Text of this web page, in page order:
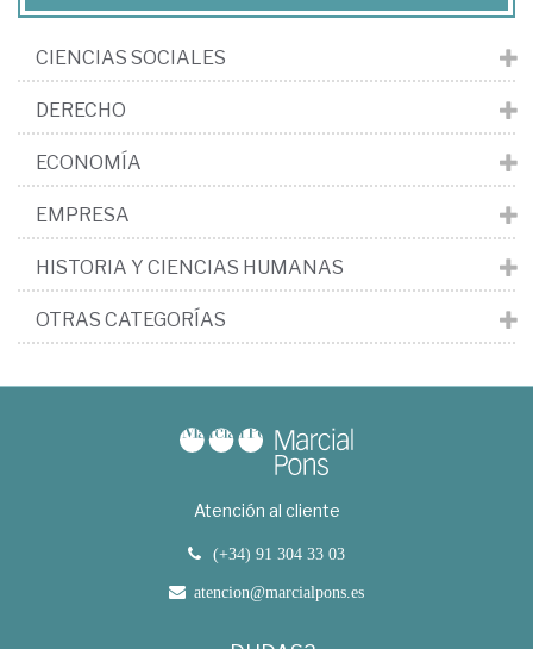
CIENCIAS SOCIALES
DERECHO
ECONOMÍA
EMPRESA
HISTORIA Y CIENCIAS HUMANAS
OTRAS CATEGORÍAS
Atención al cliente
(+34) 91 304 33 03
atencion@marcialpons.es